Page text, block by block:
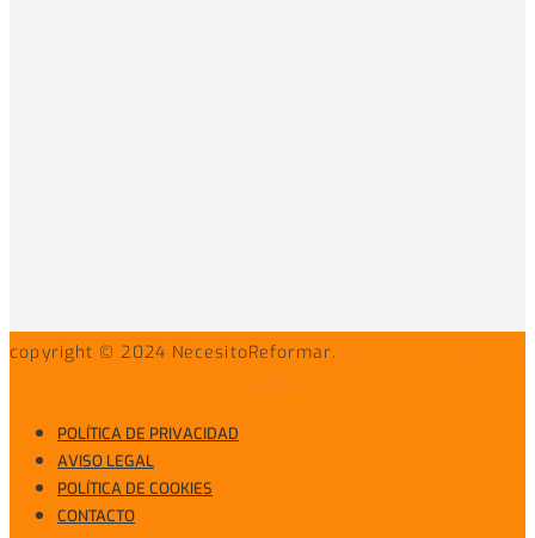
copyright © 2024 NecesitoReformar.
Madrid
POLÍTICA DE PRIVACIDAD
AVISO LEGAL
POLÍTICA DE COOKIES
CONTACTO